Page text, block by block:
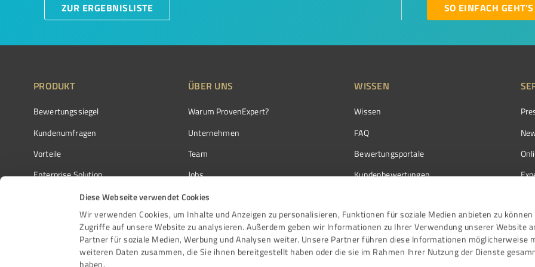
Diese Webseite verwendet Cookies
Wir verwenden Cookies, um Inhalte und Anzeigen zu personalisieren, Funktionen für soziale Medien anbieten zu können
Zugriffe auf unsere Website zu analysieren. Außerdem geben wir Informationen zu Ihrer Verwendung unserer Website
Partner für soziale Medien, Werbung und Analysen weiter. Unsere Partner führen diese Informationen möglicherweise
weiteren Daten zusammen, die Sie ihnen bereitgestellt haben oder die sie im Rahmen Ihrer Nutzung der Dienste
haben.
ZUR ERGEBNISLISTE SO EINFACH GEHT'S
PRODUKT
Bewertungssiegel
Kundenumfragen
Vorteile
Enterprise Solution
Partnerprogramm
Auszeichnungen
ÜBER UNS
Warum ProvenExpert?
Unternehmen
Team
Jobs
Kundenstimmen
Kontakt
WISSEN
Wissen
FAQ
Bewertungsportale
Kundenbewertungen
Bewertungs­richtlinien
Events